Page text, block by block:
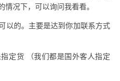
况下，可以询问我看看。
以的。主要是达到你加联系方式
定货 （我们都是国外客人指定